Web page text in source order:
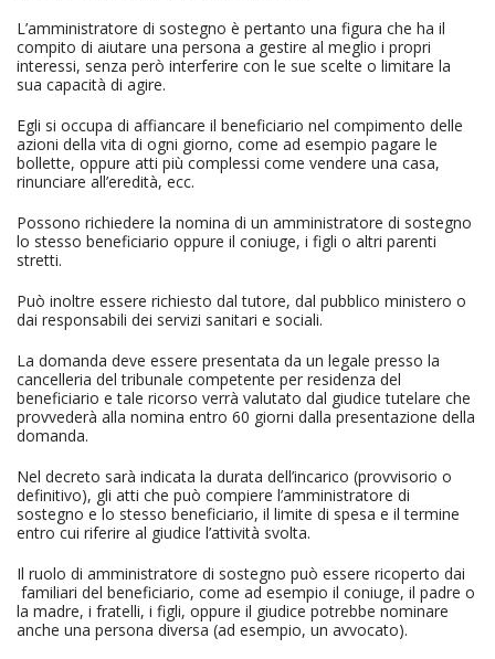
L’amministratore di sostegno è pertanto una figura che ha il
compito di aiutare una persona a gestire al meglio i propri
interessi, senza però interferire con le sue scelte o limitare la
sua capacità di agire.
Egli si occupa di affiancare il beneficiario nel compimento delle
azioni della vita di ogni giorno, come ad esempio pagare le
bollette, oppure atti più complessi come vendere una casa,
rinunciare all’eredità, ecc.
Possono richiedere la nomina di un amministratore di sostegno
lo stesso beneficiario oppure il coniuge, i figli o altri parenti
stretti.
Può inoltre essere richiesto dal tutore, dal pubblico ministero o
dai responsabili dei servizi sanitari e sociali.
La domanda deve essere presentata da un legale presso la
cancelleria del tribunale competente per residenza del
beneficiario e tale ricorso verrà valutato dal giudice tutelare che
provvederà alla nomina entro 60 giorni dalla presentazione della
domanda.
Nel decreto sarà indicata la durata dell’incarico (provvisorio o
definitivo), gli atti che può compiere l’amministratore di
sostegno e lo stesso beneficiario, il limite di spesa e il termine
entro cui riferire al giudice l’attività svolta.
Il ruolo di amministratore di sostegno può essere ricoperto dai
familiari del beneficiario, come ad esempio il coniuge, il padre o
la madre, i fratelli, i figli, oppure il giudice potrebbe nominare
anche una persona diversa (ad esempio, un avvocato).